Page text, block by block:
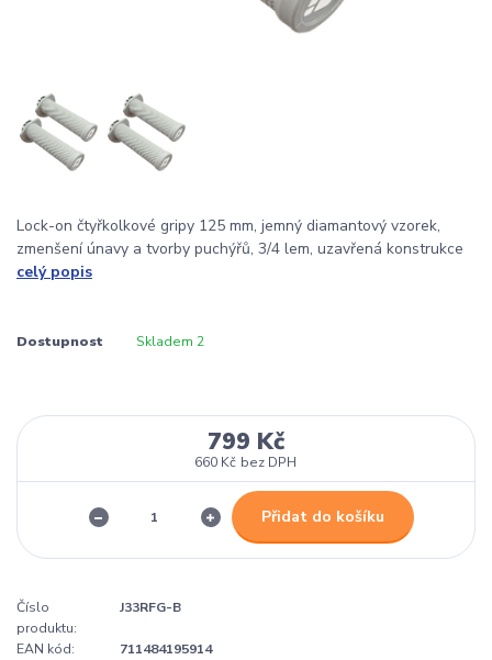
Lock-on čtyřkolkové gripy 125 mm, jemný diamantový vzorek,
zmenšení únavy a tvorby puchýřů, 3/4 lem, uzavřená konstrukce
celý popis
Dostupnost Skladem 2
799 Kč
660 Kč bez DPH
Přidat do košíku
Číslo
produktu:
J33RFG-B
EAN kód:
711484195914